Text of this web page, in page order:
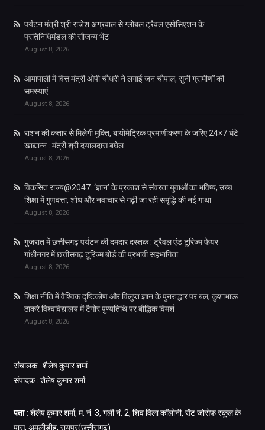
पर्यटन मंत्री श्री राजेश अग्रवाल से ग्लोबल ट्रैवल एसोसिएशन के
प्रतिनिधिमंडल की सौजन्य भेंट
August 8, 2026
आमापाली में वित्त मंत्री ओपी चौधरी ने लगाई जन चौपाल, सुनी ग्रामीणों की
समस्याएं
August 8, 2026
राशन की कतार से मिलेगी मुक्ति, बायोमेट्रिक प्रमाणीकरण के जरिए 24×7 घंटे
खाद्यान्न : मंत्री श्री दयालदास बघेल
August 8, 2026
विकसित राज्य@2047: ‘ज्ञान’ के प्रकाश से संवरता युवाओं का भविष्य, उच्च
शिक्षा में गुणवत्ता, शोध और नवाचार से गढ़ी जा रही समृद्धि की नई गाथा
August 8, 2026
गुजरात में छत्तीसगढ़ पर्यटन की दमदार दस्तक : ट्रैवल एंड टूरिज्म फेयर
गांधीनगर में छत्तीसगढ़ टूरिज्म बोर्ड की प्रभावी सहभागिता
August 8, 2026
शिक्षा नीति में वैश्विक दृष्टिकोण और विलुप्त ज्ञान के पुनरुद्धार पर बल, कुशाभाऊ
ठाकरे विश्वविद्यालय में टैगोर पुण्यतिथि पर बौद्धिक विमर्श
August 8, 2026
संचालक : शैलेष कुमार शर्मा
संपादक : शैलेष कुमार शर्मा
पता : शैलेष कुमार शर्मा, म. नं. 3, गली नं. 2, शिव विला कॉलोनी, सेंट जोसेफ स्कूल के
पास, अमलीडीह, रायपुर(छत्तीसगढ़)